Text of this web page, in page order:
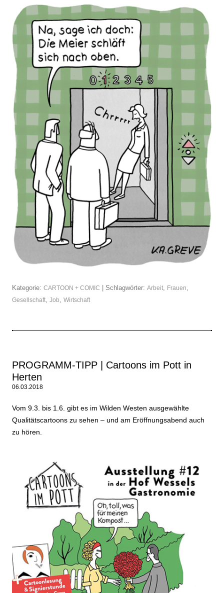
Kategorie: CARTOON + COMIC | Schlagwörter: Arbeit, Frauen,
Gesellschaft, Job, Wirtschaft
PROGRAMM-TIPP | Cartoons im Pott in
Herten
06.03.2018
Vom 9.3. bis 1.6. gibt es im Wilden Westen ausgewählte
Qualitätscartoons zu sehen – und am Eröffnungsabend auch
zu hören.